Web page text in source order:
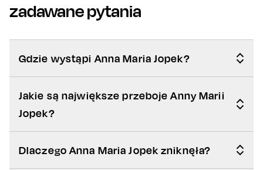
zadawane pytania
Gdzie wystąpi Anna Maria Jopek?
Jakie są największe przeboje Anny Marii
Jopek?
Dlaczego Anna Maria Jopek zniknęła?